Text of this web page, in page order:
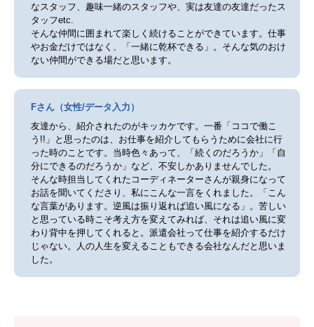
なスタッフ、趣味一緒のスタッフや、実は友達の友達だったス
タッフetc.
そんな仲間に囲まれて楽しく続けることができています。仕事
やお金だけではなく、「一緒に乾杯できる」。そんな気のおけ
ない仲間ができる場だと思います。
Fさん（女性/データ入力）
友達から、紹介されたのがキッカケです。一番「ココで働こ
う!!」と思ったのは、お仕事を紹介してもらうために会社に行
った時のことです。当時色々あって、「続くのだろうか」「自
分にできるのだろうか」など、不安しかありませんでした。
そんな時担当してくれたコーディネーターさんが親身になって
お話を聞いてくださり、私にこんな一言をくれました。「こん
な言葉があります。逆風は振り返れば追い風になる」。苦しい
と思っている時こそ考え方を変えてみれば、それは追い風に変
わり背中を押してくれると。派遣会社って仕事を紹介するだけ
じゃない。人の人生を変えることもできる会社なんだと思いま
した。